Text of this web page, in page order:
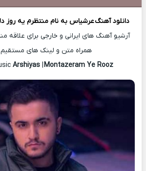
دانلود آهنگعرشیاس به نام منتظرم یه روز
آرشیو آهنگ های ایرانی و خارجی برای علاقه
همراه متن و لینک های مستقیم
Arshiyas |Montazeram Ye Rooz